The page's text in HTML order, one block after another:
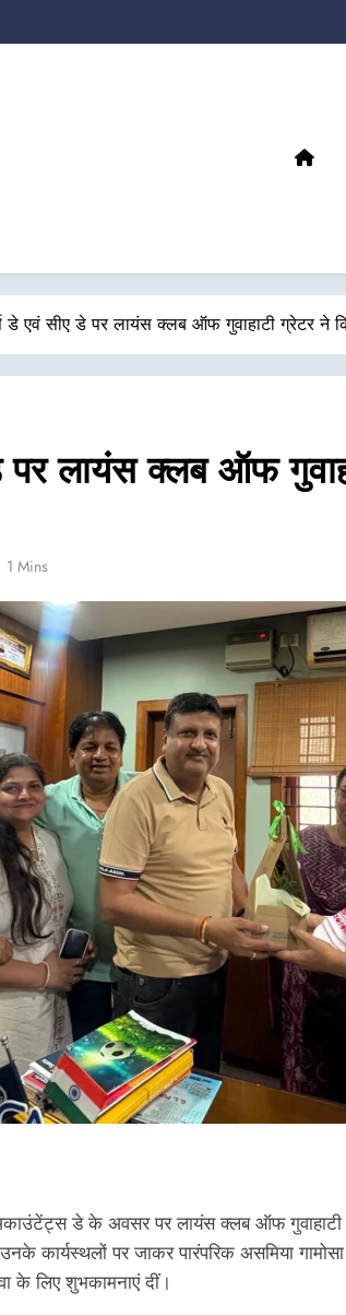
डे एवं सीए डे पर लायंस क्लब ऑफ गुवाहाटी ग्रेटर ने
पर लायंस क्लब ऑफ
1 Mins
अकाउंटेंट्स डे के अवसर पर लायंस क्लब ऑफ
कार्यस्थलों पर जाकर पारंपरिक असमिया
के लिए शुभकामनाएं दीं।
भारतीय
बाढ़